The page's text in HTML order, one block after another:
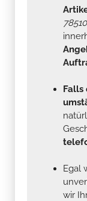
Falls
Egal
wir